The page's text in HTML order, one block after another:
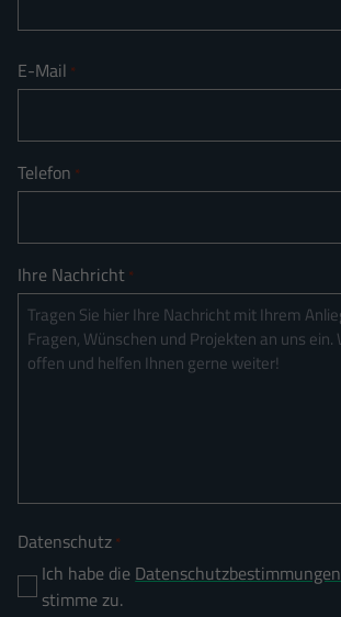
E-Mail *
Telefon *
Ihre Nachricht *
Datenschutz *
Ich habe die Datenschutzbestimmungen
stimme zu.